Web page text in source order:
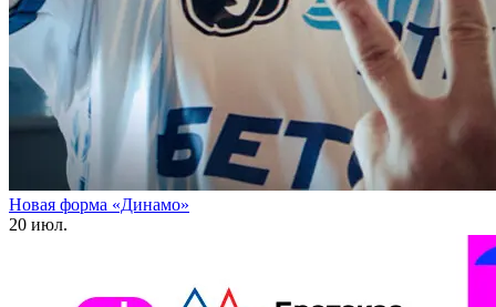
Новая форма «Динамо»
20 июл.